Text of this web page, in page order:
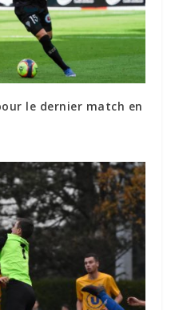
le dernier match en